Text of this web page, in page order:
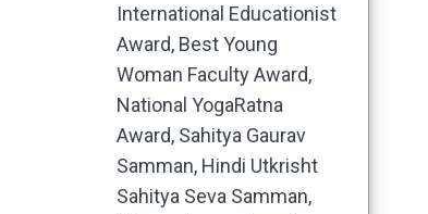
International Educationist
Award, Best Young
Woman Faculty Award,
National YogaRatna
Award, Sahitya Gaurav
Samman, Hindi Utkrisht
Sahitya Seva Samman,